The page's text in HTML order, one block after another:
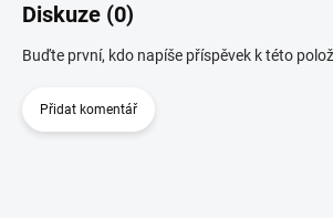
Diskuze (0)
Buďte první, kdo napíše příspěvek k této
Přidat komentář